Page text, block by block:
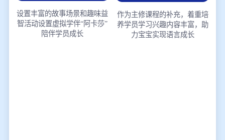
设置丰富的故事场景和趣味益
智活动设置虚拟学伴“阿卡莎”
陪伴学员成长
作为主修课程的补充，着重培
养学员学习兴趣内容丰富，助
力宝宝实现语言成长